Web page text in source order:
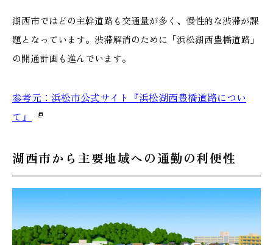
湖西市ではどの主幹道路も交通量が多く、慢性的な渋滞が課
題となっています。渋滞解消のために「浜松湖西豊橋道路」
の開通計画も進んでいます。
参考元：浜松市公式サイト『浜松湖西豊橋道路につい
て』
湖西市から主要地域への通勤の利便性